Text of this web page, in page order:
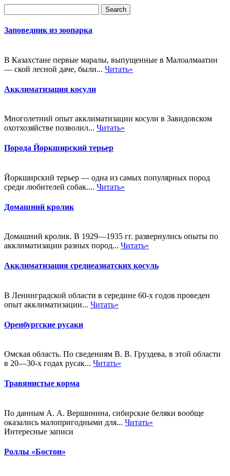
Заповедник из зоопарка
В Казахстане первые маралы, выпущенные в Малоалмаатин
— ской лесной даче, были... Читать»
Акклиматизация косули
Многолетний опыт акклиматизации косули в Завидовском
охотхозяйстве позволил... Читать»
Порода Йоркширский терьер
Йоркширский терьер — одна из самых популярных пород
среди любителей собак.... Читать»
Домашний кролик
Домашний кролик. В 1929—1935 гг. развернулись опыты по
акклиматизации разных пород... Читать»
Акклиматизация среднеазиатских косуль
В Ленинградской области в середине 60-х годов проведен
опыт акклиматизации... Читать»
Оренбургские русаки
Омская область. По сведениям В. В. Груздева, в этой области
в 20—30-х годах русак... Читать»
Травянистые корма
По данным А. А. Вершинина, сибирские беляки вообще
оказались малопригодными для... Читать»
Интересные записи
Роллы «Бостон»